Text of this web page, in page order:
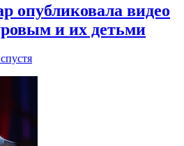
опубликовала видео
и их детьми